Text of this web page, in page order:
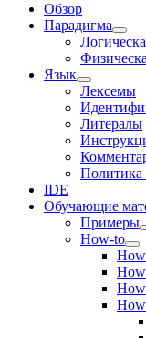
Обзор
Парадигма
Язык
Лексемы
Литералы
Политика
IDE
Обучающие
Примеры
How-to